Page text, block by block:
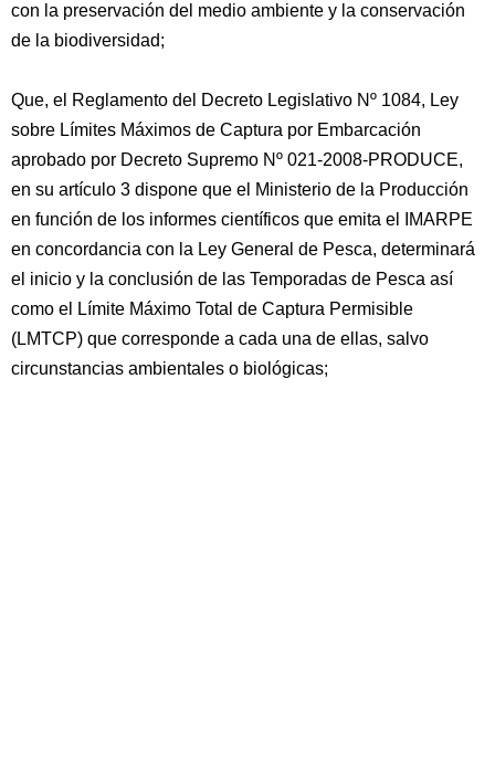
con la preservación del medio ambiente y la conservación
de la biodiversidad;
Que, el Reglamento del Decreto Legislativo Nº 1084, Ley
sobre Límites Máximos de Captura por Embarcación
aprobado por Decreto Supremo Nº 021-2008-PRODUCE,
en su artículo 3 dispone que el Ministerio de la Producción
en función de los informes científicos que emita el IMARPE
en concordancia con la Ley General de Pesca, determinará
el inicio y la conclusión de las Temporadas de Pesca así
como el Límite Máximo Total de Captura Permisible
(LMTCP) que corresponde a cada una de ellas, salvo
circunstancias ambientales o biológicas;